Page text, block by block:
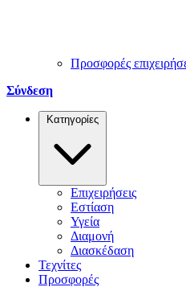
Προσφορές
Σύνδεση
Κατηγορίες
Επιχειρήσεις
Εστίαση
Υγεία
Διαμονή
Διασκέδαση
Τεχνίτες
Προσφορές